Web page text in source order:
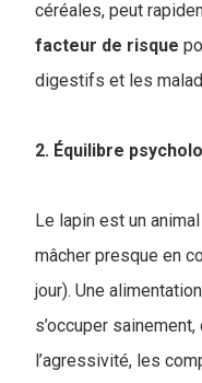
céréales, peut
facteur de risque
digestifs et les
2. Équilibre
Le lapin est un
mâcher presque en
jour). Une
s’occuper sainement,
l’agressivité, les